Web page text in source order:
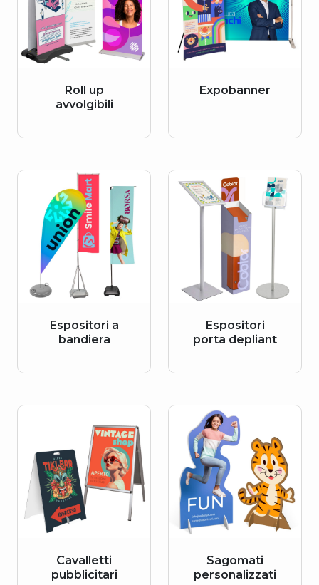
Roll up
avvolgibili
Expobanner
Espositori a
bandiera
Espositori
porta depliant
Cavalletti
pubblicitari
Sagomati
personalizzati